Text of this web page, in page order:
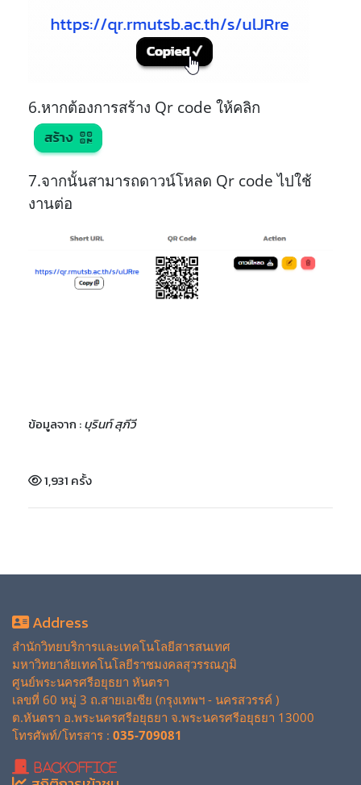
6.หากต้องการสร้าง Qr code ให้คลิก
7.จากนั้นสามารถดาวน์โหลด Qr code ไปใช้
งานต่อ
ข้อมูลจาก :บุรินท์ สุภีวี
1,931 ครั้ง
Address
สำนักวิทยบริการและเทคโนโลยีสารสนเทศ
มหาวิทยาลัยเทคโนโลยีราชมงคลสุวรรณภูมิ
ศูนย์พระนครศรีอยุธยา หันตรา
เลขที่ 60 หมู่ 3 ถ.สายเอเซีย (กรุงเทพฯ - นครสวรรค์ )
ต.หันตรา อ.พระนครศรีอยุธยา จ.พระนครศรีอยุธยา 13000
โทรศัพท์/โทรสาร : 035-709081
BackOffice